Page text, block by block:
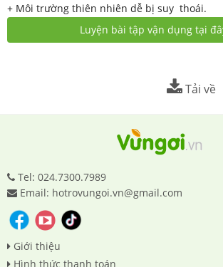
+ Môi trường thiên nhiên dễ bị suy thoái.
Luyện bài tập vận dụng tại
Tải về
Tel: 024.7300.7989
Email: hotrovungoi.vn@gmail.com
Giới thiệu
Hình thức thanh toán